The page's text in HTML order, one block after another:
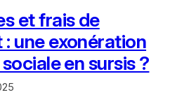
et frais de
une exonération
en sursis ?